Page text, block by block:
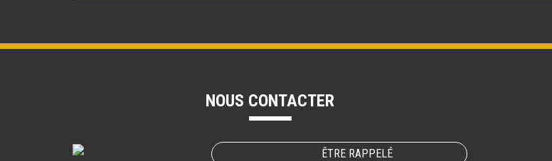
NOUS CONTACTER
ÊTRE RAPPELÉ